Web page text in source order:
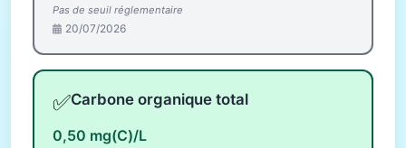
Pas de seuil réglementaire
20/07/2026
✅Carbone organique total
0,50 mg(C)/L